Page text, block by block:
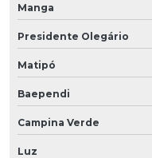
Manga
Presidente Olegário
Matipó
Baependi
Campina Verde
Luz